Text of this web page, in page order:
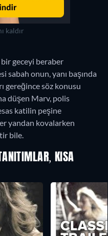
kaldır
bir geceyi beraber
sabah onun, yanı başında
gereğince söz konusu
düşen Marv, polis
katilin peşine
yandan kovalarken
bile.
KISA